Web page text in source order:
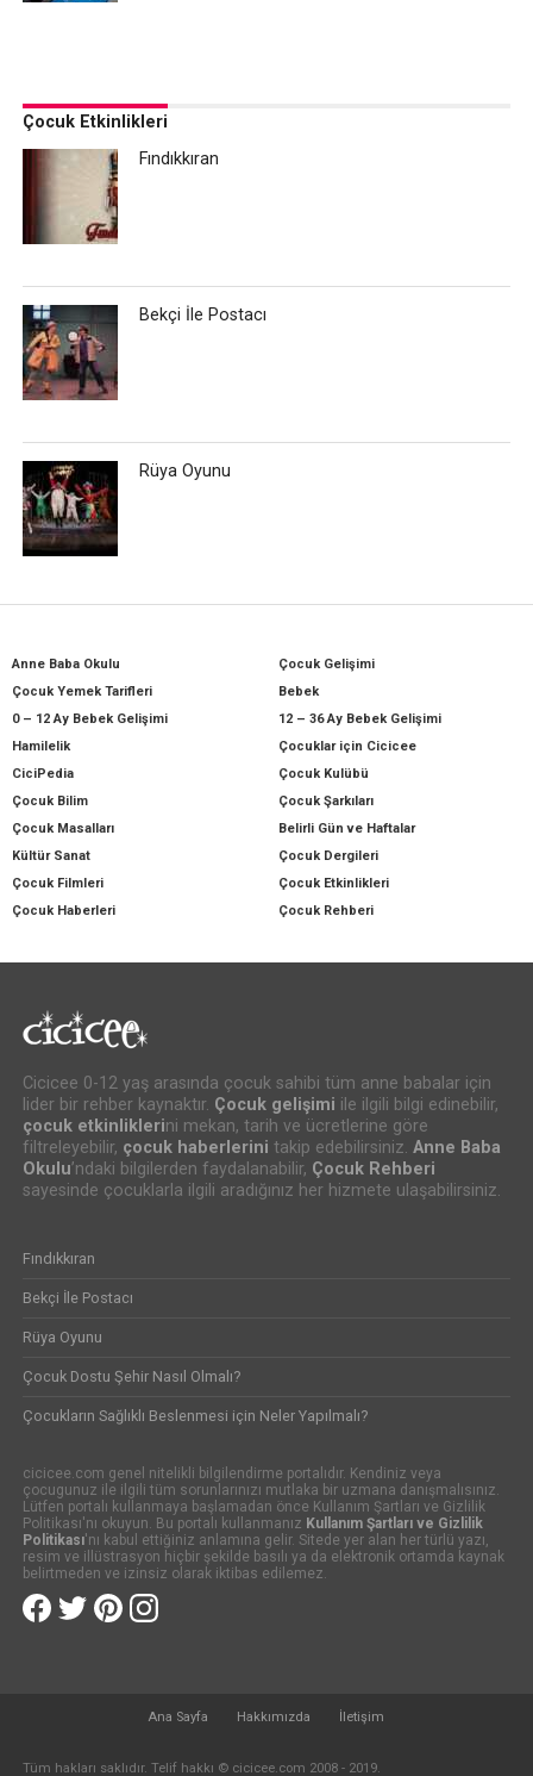
Çocuk Etkinlikleri
Fındıkkıran
Bekçi İle Postacı
Rüya Oyunu
Anne Baba Okulu
Çocuk Gelişimi
Çocuk Yemek Tarifleri
Bebek
0 – 12 Ay Bebek Gelişimi
12 – 36 Ay Bebek Gelişimi
Hamilelik
Çocuklar için Cicicee
CiciPedia
Çocuk Kulübü
Çocuk Bilim
Çocuk Şarkıları
Çocuk Masalları
Belirli Gün ve Haftalar
Kültür Sanat
Çocuk Dergileri
Çocuk Filmleri
Çocuk Etkinlikleri
Çocuk Haberleri
Çocuk Rehberi
Cicicee 0-12 yaş arasında çocuk sahibi tüm anne babalar için
lider bir rehber kaynaktır. Çocuk gelişimi ile ilgili bilgi edinebilir,
çocuk etkinliklerini mekan, tarih ve ücretlerine göre
filtreleyebilir, çocuk haberlerini takip edebilirsiniz. Anne Baba
Okulu’ndaki bilgilerden faydalanabilir, Çocuk Rehberi
sayesinde çocuklarla ilgili aradığınız her hizmete ulaşabilirsiniz.
Fındıkkıran
Bekçi İle Postacı
Rüya Oyunu
Çocuk Dostu Şehir Nasıl Olmalı?
Çocukların Sağlıklı Beslenmesi için Neler Yapılmalı?
cicicee.com genel nitelikli bilgilendirme portalıdır. Kendiniz veya
çocugunuz ile ilgili tüm sorunlarınızı mutlaka bir uzmana danışmalısınız.
Lütfen portalı kullanmaya başlamadan önce Kullanım Şartları ve Gizlilik
Politikası'nı okuyun. Bu portalı kullanmanız Kullanım Şartları ve Gizlilik
Politikası'nı kabul ettiğiniz anlamına gelir. Sitede yer alan her türlü yazı,
resim ve illüstrasyon hiçbir şekilde basılı ya da elektronik ortamda kaynak
belirtmeden ve izinsiz olarak iktibas edilemez.
Ana Sayfa Hakkımızda İletişim
Tüm hakları saklıdır. Telif hakkı © cicicee.com 2008 - 2019.